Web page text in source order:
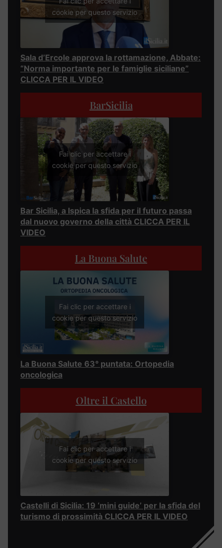
cookie per questo servizio
Sala d’Ercole approva la rottamazione, Abbate:
“Norma importante per le famiglie siciliane”
CLICCA PER IL VIDEO
BarSicilia
Fai clic per accettare i
cookie per questo servizio
Bar Sicilia, a Ispica la sfida per il futuro passa
dal nuovo governo della città CLICCA PER IL
VIDEO
La Buona Salute
Fai clic per accettare i
cookie per questo servizio
La Buona Salute 63° puntata: Ortopedia
oncologica
Oltre il Castello
Fai clic per accettare i
cookie per questo servizio
Castelli di Sicilia: 19 ‘mini guide’ per la sfida del
turismo di prossimità CLICCA PER IL VIDEO